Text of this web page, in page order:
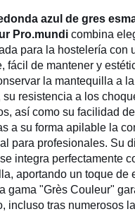
azul de gres
Pro.mundi combina
para la hostelería con
fácil de mantener y
la mantequilla a la
su resistencia a los
así como su facilidad de
a su forma apilable la
para profesionales. Su
integra perfectamente
aportando un toque de
gama "Grès Couleur"
incluso tras numerosos